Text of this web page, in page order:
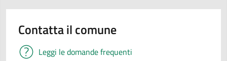
Contatta il comune
Leggi le domande frequenti